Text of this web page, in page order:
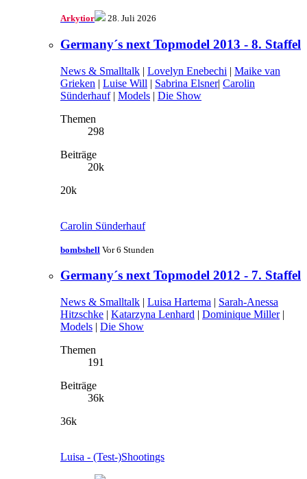
Arkytior 28. Juli 2026
Germany´s next Topmodel 2013 - 8. Staffel
News & Smalltalk | Lovelyn Enebechi | Maike van
Grieken | Luise Will | Sabrina Elsner| Carolin
Sünderhauf| Models | Die Show
Themen
298
Beiträge
20k
20k
Carolin Sünderhauf
bombshell Vor 6 Stunden
Germany´s next Topmodel 2012 - 7. Staffel
News & Smalltalk | Luisa Hartema | Sarah-Anessa
Hitzschke | Katarzyna Lenhard | Dominique Miller|
Models | Die Show
Themen
191
Beiträge
36k
36k
Luisa - (Test-)Shootings